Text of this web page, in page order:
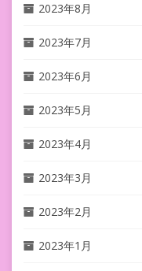
2023年8月
2023年7月
2023年6月
2023年5月
2023年4月
2023年3月
2023年2月
2023年1月